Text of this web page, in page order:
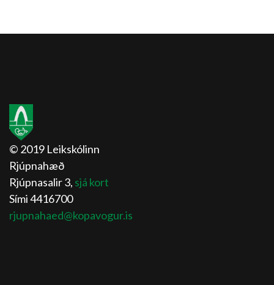
© 2019 Leikskólinn
Rjúpnahæð
Rjúpnasalir 3, sjá kort
Sími 4416700
rjupnahaed@kopavogur.is